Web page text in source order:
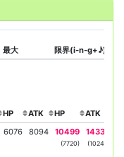
最大 限界(i-n-g+♪)
HP ATK HP ATK
6076 8094 10499
(7720)
14338
(10242)